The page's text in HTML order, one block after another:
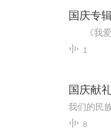
国庆专
1
国庆献
8